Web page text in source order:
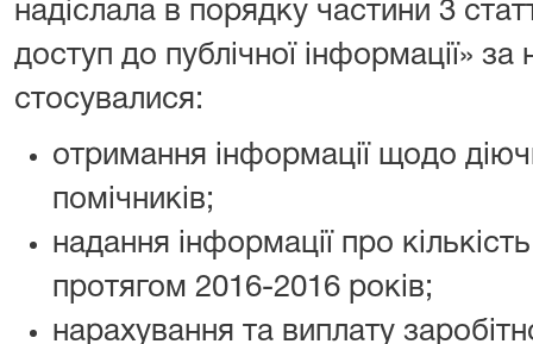
надіслала в порядку частини 3
доступ до публічної інформації» за
стосувалися:
отримання інформації щодо
помічників;
надання інформації про
протягом 2016-2016 років;
нарахування та виплату